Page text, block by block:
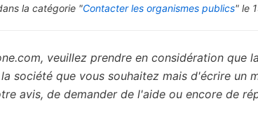
la catégorie "Contacter les organismes publics" le
veuillez prendre en considération que
société que vous souhaitez mais d'écrire un
avis, de demander de l'aide ou encore de